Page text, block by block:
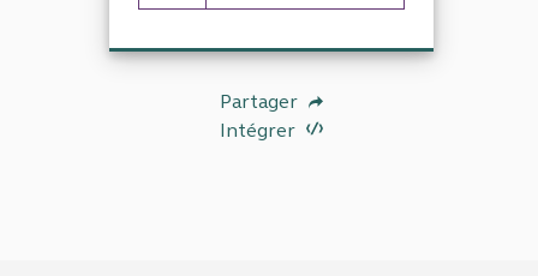
30 abonnés
Partager
Intégrer